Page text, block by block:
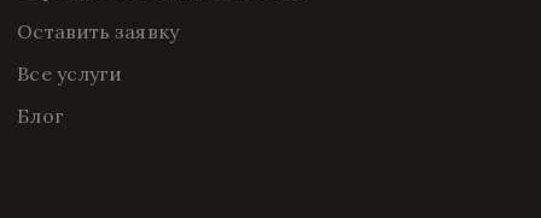
Оставить заявку
Все услуги
Блог